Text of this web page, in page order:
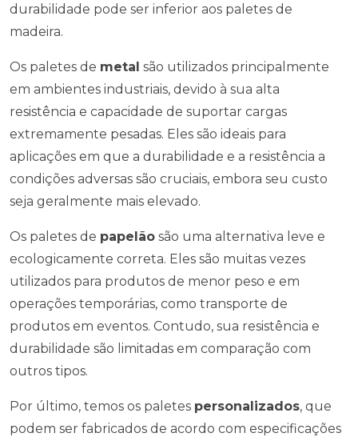
durabilidade pode ser inferior aos paletes de
madeira.
Os paletes de metal são utilizados principalmente
em ambientes industriais, devido à sua alta
resistência e capacidade de suportar cargas
extremamente pesadas. Eles são ideais para
aplicações em que a durabilidade e a resistência a
condições adversas são cruciais, embora seu custo
seja geralmente mais elevado.
Os paletes de papelão são uma alternativa leve e
ecologicamente correta. Eles são muitas vezes
utilizados para produtos de menor peso e em
operações temporárias, como transporte de
produtos em eventos. Contudo, sua resistência e
durabilidade são limitadas em comparação com
outros tipos.
Por último, temos os paletes personalizados, que
podem ser fabricados de acordo com especificações